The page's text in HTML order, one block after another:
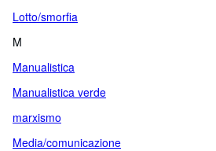
Lotto/smorfia
M
Manualistica
Manualistica verde
marxismo
Media/comunicazione